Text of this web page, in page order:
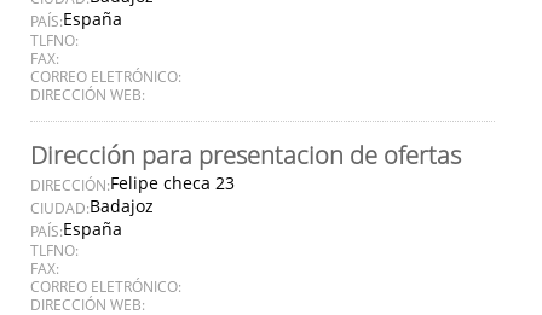
PAÍS:España
TLFNO:
FAX:
CORREO ELETRÓNICO:
DIRECCIÓN WEB:
Dirección para presentacion de ofertas
DIRECCIÓN:Felipe checa 23
CIUDAD:Badajoz
PAÍS:España
TLFNO:
FAX:
CORREO ELETRÓNICO:
DIRECCIÓN WEB: